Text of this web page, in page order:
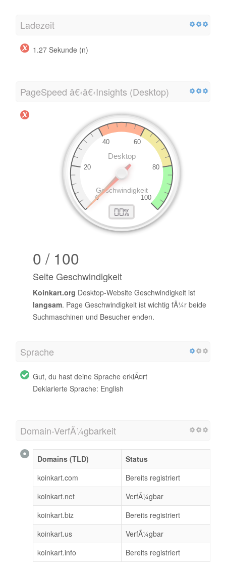
Ladezeit
1.27 Sekunde (n)
PageSpeed â€‹â€‹Insights (Desktop)
0 / 100
Seite Geschwindigkeit
Koinkart.org Desktop-Website Geschwindigkeit ist
langsam. Page Geschwindigkeit ist wichtig fÃ¼r beide
Suchmaschinen und Besucher enden.
Sprache
Gut, du hast deine Sprache erklÃ¤rt
Deklarierte Sprache: English
Domain-VerfÃ¼gbarkeit
Domains (TLD)
Status
koinkart.com
Bereits registriert
koinkart.net
VerfÃ¼gbar
koinkart.biz
Bereits registriert
koinkart.us
VerfÃ¼gbar
koinkart.info
Bereits registriert